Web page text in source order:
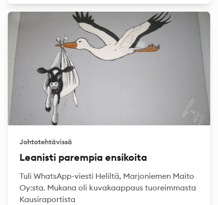
Johtotehtävissä
Leanisti parempia ensikoita
Tuli WhatsApp-viesti Heliltä, Marjoniemen Maito
Oy:sta. Mukana oli kuvakaappaus tuoreimmasta
Kausiraportista